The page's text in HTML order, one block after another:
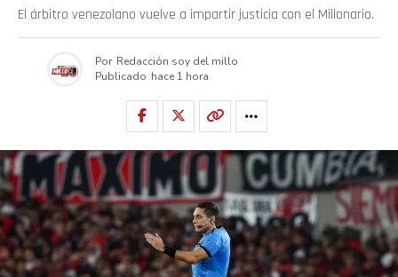
El árbitro venezolano vuelve a impartir justicia con el Millonario.
Por Redacción soy del millo
Publicado hace 1 hora